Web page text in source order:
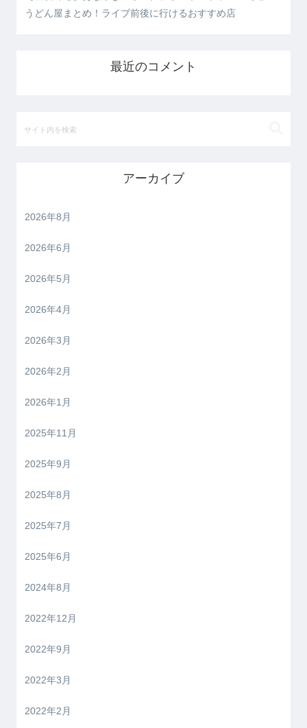
うどん屋まとめ！ライブ前後に行けるおすすめ店
最近のコメント
アーカイブ
2026年8月
2026年6月
2026年5月
2026年4月
2026年3月
2026年2月
2026年1月
2025年11月
2025年9月
2025年8月
2025年7月
2025年6月
2024年8月
2022年12月
2022年9月
2022年3月
2022年2月